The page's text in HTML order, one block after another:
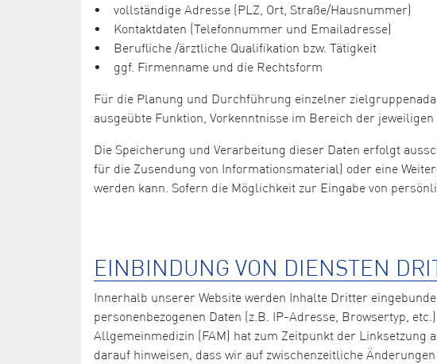
• vollständige Adresse (PLZ, Ort, Straße/Hausnummer)
• Kontaktdaten (Telefonnummer und Emailadresse)
• Berufliche /ärztliche Qualifikation bzw. Tätigkeit
• ggf. Firmenname und die Rechtsform
Für die Planung und Durchführung einzelner
ausgeübte Funktion, Vorkenntnisse im Bereich der
Die Speicherung und Verarbeitung dieser Daten erfolgt
für die Zusendung von Informationsmaterial) oder eine
werden kann. Sofern die Möglichkeit zur Eingabe von
EINBINDUNG VON DIENSTEN
Innerhalb unserer Website werden Inhalte Dritter
personenbezogenen Daten (z.B. IP-Adresse, Browsertyp,
Allgemeinmedizin (FAM) hat zum Zeitpunkt der
darauf hinweisen, dass wir auf zwischenzeitliche